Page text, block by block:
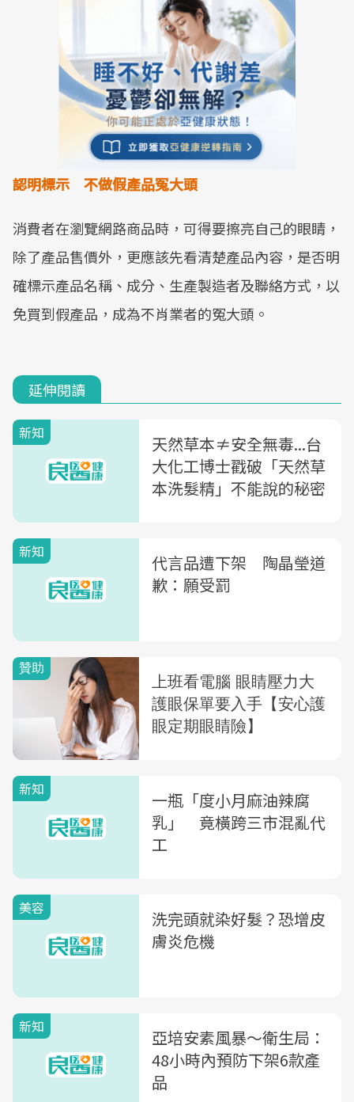
認明標示 不做假產品冤大頭
消費者在瀏覽網路商品時，可得要擦亮自己的眼睛，
除了產品售價外，更應該先看清楚產品內容，是否明
確標示產品名稱、成分、生產製造者及聯絡方式，以
免買到假產品，成為不肖業者的冤大頭。
延伸閱讀
新知
天然草本≠安全無毒...台
大化工博士戳破「天然草
本洗髮精」不能說的秘密
新知
代言品遭下架 陶晶瑩道
歉：願受罰
新知
一瓶「度小月麻油辣腐
乳」 竟橫跨三市混亂代
工
美容
洗完頭就染好髮？恐增皮
膚炎危機
新知
亞培安素風暴〜衛生局：
48小時內預防下架6款產
品